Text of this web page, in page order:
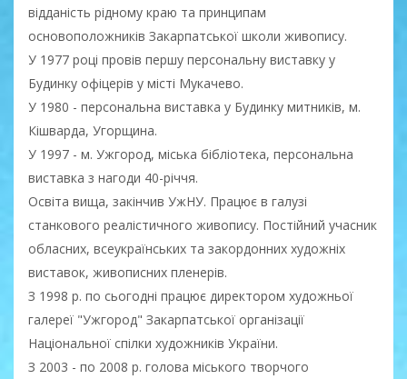
відданість рідному краю та принципам
основоположників Закарпатської школи живопису.
У 1977 році провів першу персональну виставку у
Будинку офіцерів у місті Мукачево.
У 1980 - персональна виставка у Будинку митників, м.
Кішварда, Угорщина.
У 1997 - м. Ужгород, міська бібліотека, персональна
виставка з нагоди 40-річчя.
Освіта вища, закінчив УжНУ. Працює в галузі
станкового реалістичного живопису. Постійний учасник
обласних, всеукраїнських та закордонних художніх
виставок, живописних пленерів.
З 1998 р. по сьогодні працює директором художньої
галереї "Ужгород" Закарпатської організації
Національної спілки художників України.
З 2003 - по 2008 р. голова міського творчого